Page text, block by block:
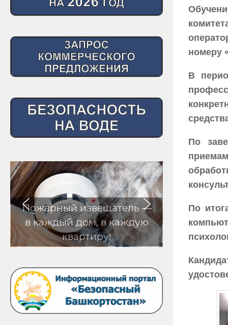
номеру
В
По
По
—
в каждую